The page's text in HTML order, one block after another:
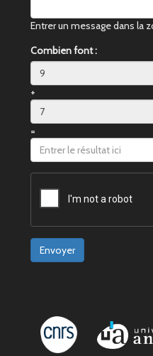
Entrer un message dans la
Combien font :
+
=
Envoyer